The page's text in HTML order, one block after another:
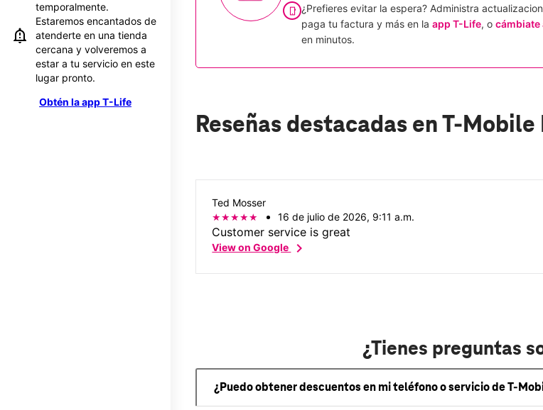
temporalmente.
Estaremos encantados de
atenderte en una tienda
cercana y volveremos a
estar a tu servicio en este
lugar pronto.
Obtén la app T-Life
¿Prefieres evitar la espera? Administra
paga tu factura y más en la app T-Life, o cámbiate
en minutos.
Reseñas destacadas en T-Mobile
Ted Mosser
16 de julio de 2026, 9:11 a.m.
Customer service is great
View on Googlechevron_right
¿Tienes preguntas
¿Puedo obtener descuentos en mi teléfono o servicio de T-